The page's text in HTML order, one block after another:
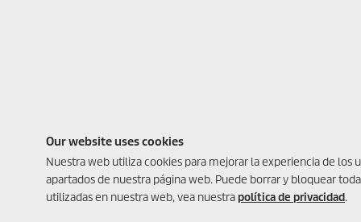
Our website uses cookies
Nuestra web utiliza cookies para mejorar la experiencia de
apartados de nuestra página web. Puede borrar y bloquear
utilizadas en nuestra web, vea nuestra política de privacidad.
© 2026 Kärcher Colombia S.A.S Todos los derechos reservados.